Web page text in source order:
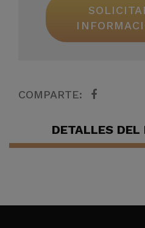
COMPARTE:
DETALLES DEL